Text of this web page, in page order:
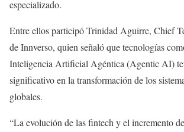
especializado.
Entre ellos participó Trinidad Aguirre, Chief
de Innverso, quien señaló que tecnologías
Inteligencia Artificial Agéntica (Agentic AI)
significativo en la transformación de los
globales.
“La evolución de las fintech y el incremento